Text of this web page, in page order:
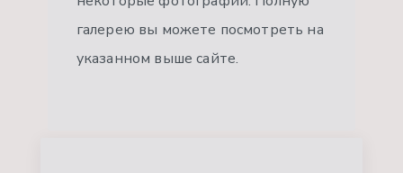
галерею вы можете посмотреть на
указанном выше сайте.